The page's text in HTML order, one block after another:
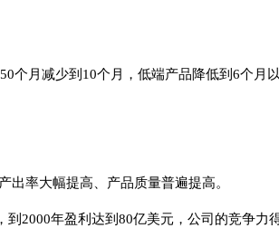
个月减少到10个月，低端产品降低到6个月以
率大幅提高、产品质量普遍提高。
2000年盈利达到80亿美元，公司的竞争力